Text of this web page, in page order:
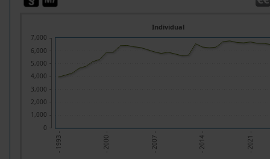
- 1993 - - 2000 - - 2007 - - 2014 - - 2021 -
Individual
0
1,000
2,000
3,000
4,000
5,000
6,000
7,000